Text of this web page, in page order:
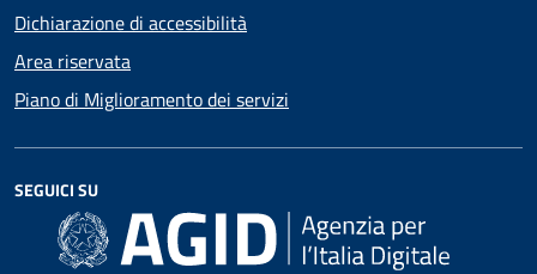
Dichiarazione di accessibilità
Area riservata
Piano di Miglioramento dei servizi
SEGUICI SU